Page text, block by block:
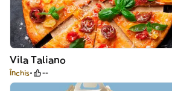
Vila Taliano
Închis --